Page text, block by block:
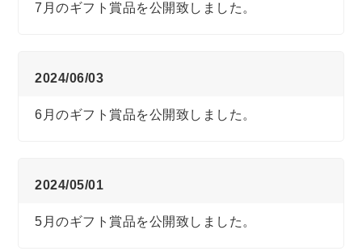
7月のギフト賞品を公開致しました。
2024/06/03
6月のギフト賞品を公開致しました。
2024/05/01
5月のギフト賞品を公開致しました。